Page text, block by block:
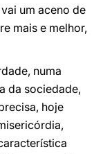
um aceno de
mais e melhor,
numa
da sociedade,
hoje
ística